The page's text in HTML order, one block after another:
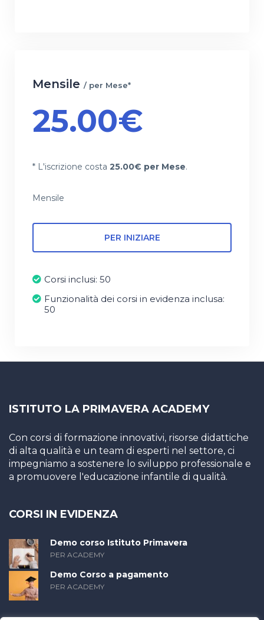
Mensile / per Mese*
25.00€
* L'iscrizione costa 25.00€ per Mese.
Mensile
PER INIZIARE
Corsi inclusi: 50
Funzionalità dei corsi in evidenza inclusa:
50
ISTITUTO LA PRIMAVERA ACADEMY
Con corsi di formazione innovativi, risorse didattiche
di alta qualità e un team di esperti nel settore, ci
impegniamo a sostenere lo sviluppo professionale e
a promuovere l'educazione infantile di qualità.
CORSI IN EVIDENZA
Demo corso Istituto Primavera
PER ACADEMY
Demo Corso a pagamento
PER ACADEMY